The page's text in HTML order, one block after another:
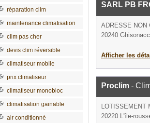
réparation clim
maintenance climatisation
clim pas cher
devis clim réversible
climatiseur mobile
prix climatiseur
climatiseur monobloc
climatisation gainable
air conditionné
SARL PB
ADRESSE NON
20240
Afficher les
Proclim -
LOTISSEMENT
20220 L'île-